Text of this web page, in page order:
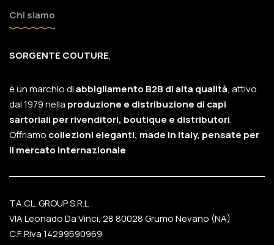
Chi siamo
SORGENTE COUTURE,
è un marchio diabbigliamento B2B di alta qualità, attivo
dal 1979 nella produzione e distribuzione di capi
sartoriali per rivenditori, boutique e distributori.
Offriamo collezioni eleganti, made in Italy, pensate per
il mercato internazionale.
TA.CL. GROUP S.R.L
VIA Leonado Da Vinci, 28 80028 Grumo Nevano (NA)
C.F. P.iva 14299590969